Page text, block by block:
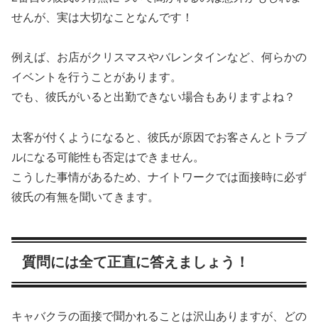
せんが、実は大切なことなんです！
例えば、お店がクリスマスやバレンタインなど、何らかの
イベントを行うことがあります。
でも、彼氏がいると出勤できない場合もありますよね？
太客が付くようになると、彼氏が原因でお客さんとトラブ
ルになる可能性も否定はできません。
こうした事情があるため、ナイトワークでは面接時に必ず
彼氏の有無を聞いてきます。
質問には全て正直に答えましょう！
キャバクラの面接で聞かれることは沢山ありますが、どの